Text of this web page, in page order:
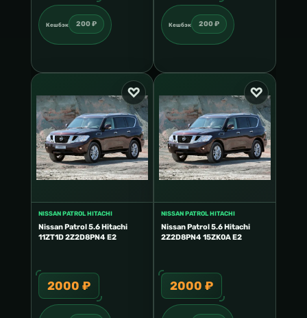
Кешбэк 200 ₽ Кешбэк 200 ₽
NISSAN PATROL HITACHI
Nissan Patrol 5.6 Hitachi
11ZT1D 2Z2D8PN4 E2
2000 ₽
NISSAN PATROL HITACHI
Nissan Patrol 5.6 Hitachi
2Z2D8PN4 15ZK0A E2
2000 ₽